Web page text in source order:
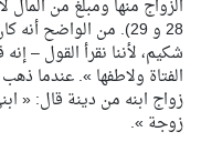
28 و 29). من الواضح
شكيم، لأننا نقرأ القول –
الفتاة ولاطفها ». عندما
زواج ابنه من دينة قال: «
زوجة ».